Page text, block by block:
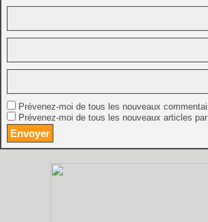
Prévenez-moi de tous les nouveaux
Prévenez-moi de tous les nouveaux articles